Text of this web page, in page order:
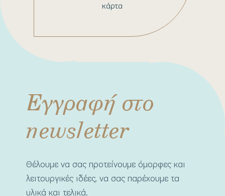
κάρτα
Εγγραφή στο
newsletter
Θέλουμε να σας προτείνουμε όμορφες και
λειτουργικές ιδέες, να σας παρέχουμε τα
υλικά και τελικά.